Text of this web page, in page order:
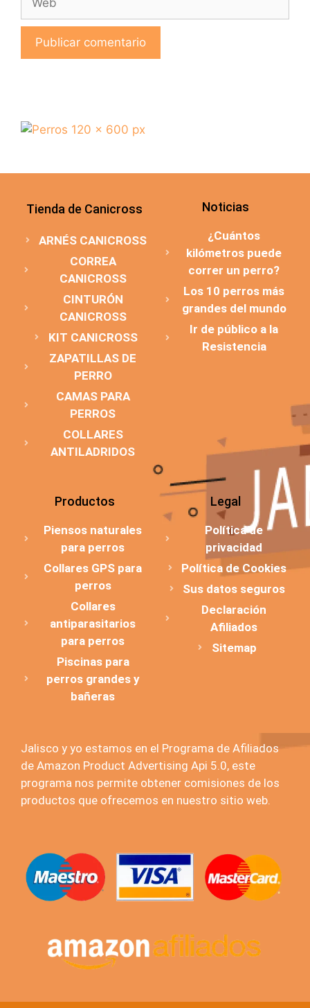
Tienda de Canicross
ARNÉS CANICROSS
CORREA
CANICROSS
CINTURÓN
CANICROSS
KIT CANICROSS
ZAPATILLAS DE
PERRO
CAMAS PARA
PERROS
COLLARES
ANTILADRIDOS
Noticias
¿Cuántos
kilómetros puede
correr un perro?
Los 10 perros más
grandes del mundo
Ir de público a la
Resistencia
Productos
Piensos naturales
para perros
Collares GPS para
perros
Collares
antiparasitarios
para perros
Piscinas para
perros grandes y
bañeras
Legal
Política de
privacidad
Política de Cookies
Sus datos seguros
Declaración
Afiliados
Sitemap
Jalisco y yo estamos en el Programa de Afiliados
de Amazon Product Advertising Api 5.0, este
programa nos permite obtener comisiones de los
productos que ofrecemos en nuestro sitio web.